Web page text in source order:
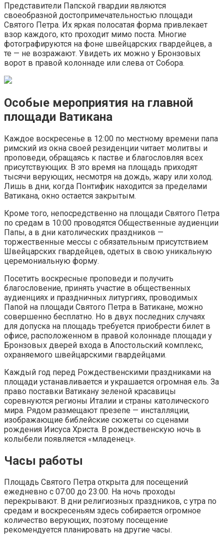
Представители Папской гвардии являются
своеобразной достопримечательностью площади
Святого Петра. Их яркая полосатая форма привлекает
взор каждого, кто проходит мимо поста. Многие
фотографируются на фоне швейцарских гвардейцев, а
те — не возражают. Увидеть их можно у Бронзовых
ворот в правой колоннаде или слева от Собора.
Особые мероприятия на главной
площади Ватикана
Каждое воскресенье в 12:00 по местному времени папа
римский из окна своей резиденции читает молитвы и
проповеди, обращаясь к пастве и благословляя всех
присутствующих. В это время на площадь приходят
тысячи верующих, несмотря на дождь, жару или холод.
Лишь в дни, когда Понтифик находится за пределами
Ватикана, окно остается закрытым.
Кроме того, непосредственно на площади Святого Петра
по средам в 10:00 проводятся Общественные аудиенции
Папы, а в дни католических праздников —
торжественные мессы с обязательным присутствием
Швейцарских гвардейцев, одетых в свою уникальную
церемониальную форму.
Посетить воскресные проповеди и получить
благословение, принять участие в общественных
аудиенциях и праздничных литургиях, проводимых
Папой на площади Святого Петра в Ватикане, можно
совершенно бесплатно. Но в двух последних случаях
для допуска на площадь требуется приобрести билет в
офисе, расположенном в правой колоннаде площади у
Бронзовых дверей входа в Апостольский комплекс,
охраняемого швейцарскими гвардейцами.
Каждый год перед Рождественскими праздниками на
площади устанавливается и украшается огромная ель. За
право поставки Ватикану зеленой красавицы
соревнуются регионы Италии и страны католического
мира. Рядом размещают презепе — инсталляции,
изображающие библейские сюжеты со сценами
рождения Иисуса Христа. В рождественскую ночь в
колыбели появляется «младенец».
Часы работы
Площадь Святого Петра открыта для посещений
ежедневно с 07:00 до 23:00. На ночь проходы
перекрывают. В дни религиозных праздников, с утра по
средам и воскресеньям здесь собирается огромное
количество верующих, поэтому посещение
рекомендуется планировать на другие часы.